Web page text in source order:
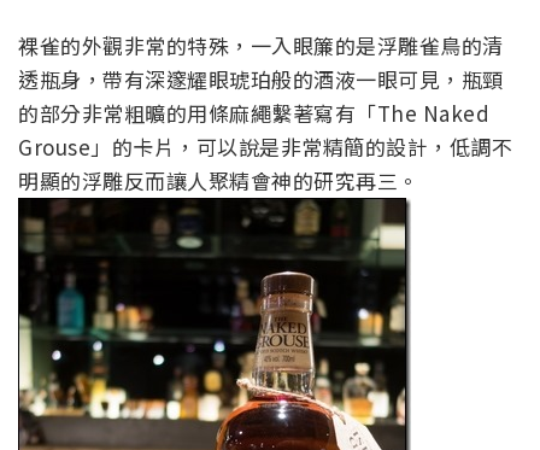
裸雀的外觀非常的特殊，一入眼簾的是浮雕雀鳥的清
透瓶身，帶有深邃耀眼琥珀般的酒液一眼可見，瓶頸
的部分非常粗曠的用條麻繩繫著寫有「The Naked
Grouse」的卡片，可以說是非常精簡的設計，低調不
明顯的浮雕反而讓人聚精會神的研究再三。